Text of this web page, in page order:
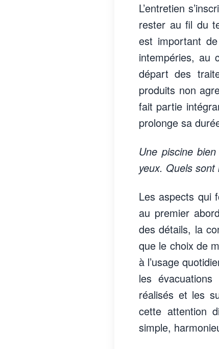
L’entretien
rester au fil du
est important
intempéries, au
départ des
produits non
fait partie
prolonge sa
Une piscine
yeux. Quels
Les aspects qui
au premier
des détails, la
que le choix de
à l’usage
les évacuations
réalisés et les
cette attention
simple,